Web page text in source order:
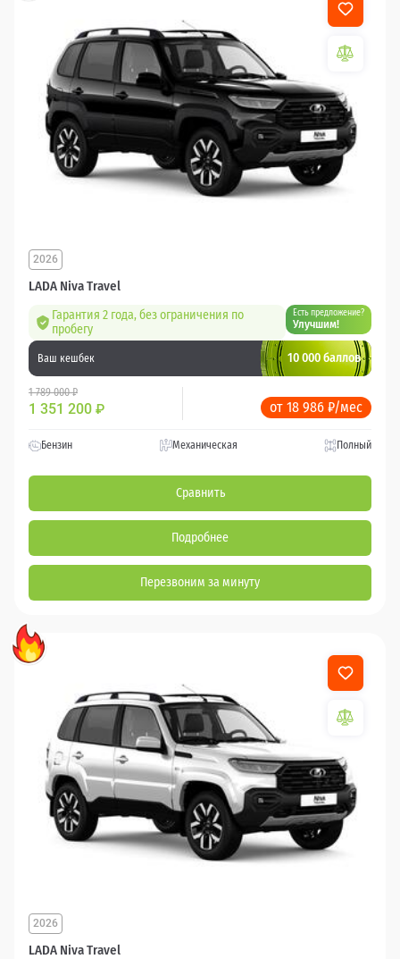
LADA Niva Travel
2026
Гарантия 2 года, без ограничения по
пробегу
Есть предложение?
Улучшим!
Ваш кешбек 10 000 баллов
1 789 000 ₽
1 351 200 ₽ от 18 986 ₽/мес
Бензин Механическая Полный
Сравнить
Подробнее
Перезвоним за минуту
LADA Niva Travel
2026